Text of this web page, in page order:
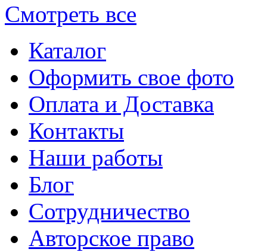
Смотреть все
Каталог
Оформить свое фото
Оплата и Доставка
Контакты
Наши работы
Блог
Сотрудничество
Авторское право